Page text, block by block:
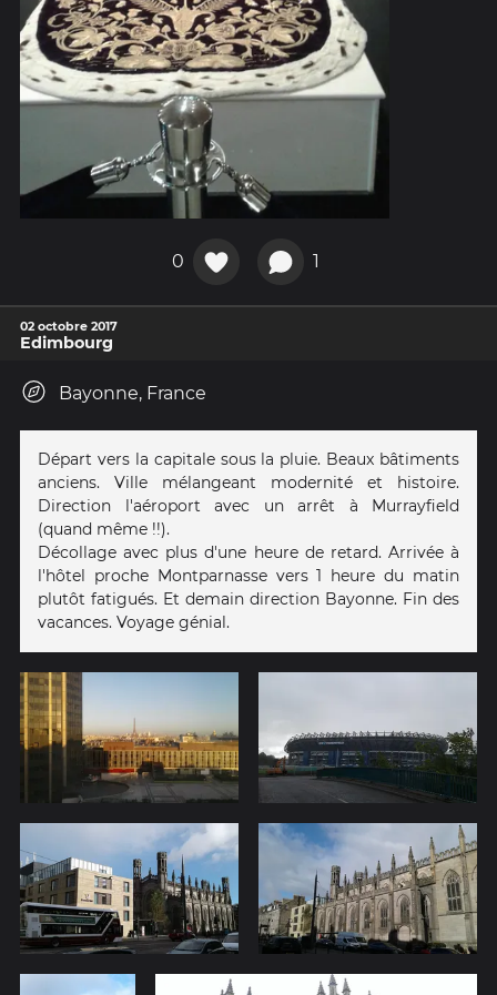
0 1
02 octobre 2017
Edimbourg
Bayonne, France
Départ vers la capitale sous la pluie. Beaux bâtiments
anciens. Ville mélangeant modernité et histoire.
Direction l'aéroport avec un arrêt à Murrayfield
(quand même !!).
Décollage avec plus d'une heure de retard. Arrivée à
l'hôtel proche Montparnasse vers 1 heure du matin
plutôt fatigués. Et demain direction Bayonne. Fin des
vacances. Voyage génial.